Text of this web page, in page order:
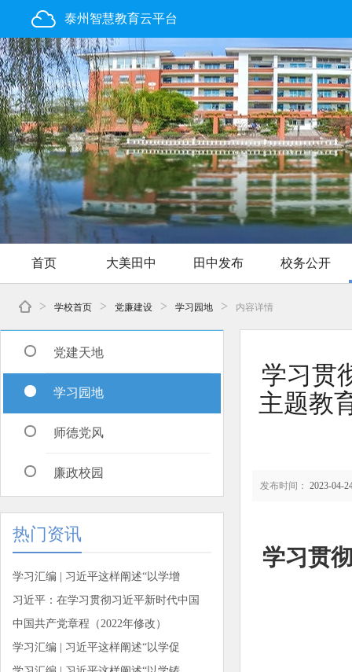
泰州智慧教育云平台
首页 大美田中 田中发布 校务公开
> 学校首页 > 党廉建设 > 学习园地 > 内容详情
党建天地
学习园地
师德党风
廉政校园
热门资讯
学习汇编 | 习近平这样阐述“以学增
习近平：在学习贯彻习近平新时代中国
中国共产党章程（2022年修改）
学习汇编 | 习近平这样阐述“以学促
学习贯
主题教
发布时间： 2023-04-
学习贯